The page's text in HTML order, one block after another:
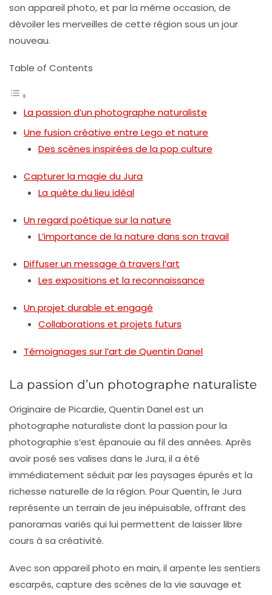
son appareil photo, et par la même occasion, de
dévoiler les merveilles de cette région sous un jour
nouveau.
Table of Contents
La passion d’un photographe naturaliste
Une fusion créative entre Lego et nature
Des scènes inspirées de la pop culture
Capturer la magie du Jura
La quête du lieu idéal
Un regard poétique sur la nature
L’importance de la nature dans son travail
Diffuser un message à travers l’art
Les expositions et la reconnaissance
Un projet durable et engagé
Collaborations et projets futurs
Témoignages sur l’art de Quentin Danel
La passion d’un photographe naturaliste
Originaire de Picardie,Quentin Danel est un
photographe naturaliste dont la passion pour la
photographie s’est épanouie au fil des années. Après
avoir posé ses valises dans le Jura, il a été
immédiatement séduit par les paysages épurés et la
richesse naturelle de la région. Pour Quentin, le Jura
représente un terrain de jeu inépuisable, offrant des
panoramas variés qui lui permettent de laisser libre
cours à sa créativité.
Avec son appareil photo en main, il arpente les sentiers
escarpés, capture des scènes de la vie sauvage et